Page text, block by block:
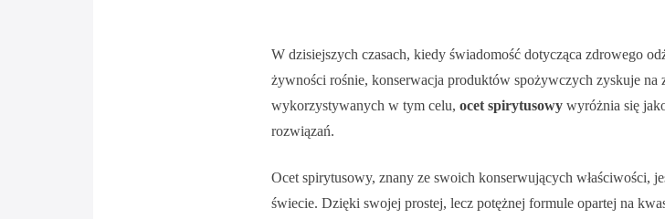
W dzisiejszych czasach, kiedy świadomość dotycząca zdrowego
żywności rośnie, konserwacja produktów spożywczych zyskuje
wykorzystywanych w tym celu, ocet spirytusowy wyróżnia się
rozwiązań.
Ocet spirytusowy, znany ze swoich konserwujących właściwości,
świecie. Dzięki swojej prostej, lecz potężnej formule opartej na